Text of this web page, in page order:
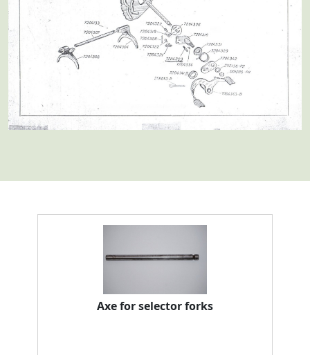
Axe for selector forks